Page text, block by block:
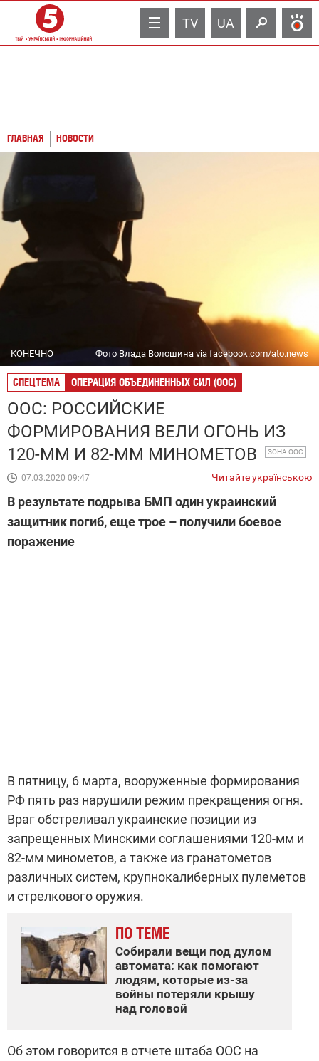
TV UA
ГЛАВНАЯ НОВОСТИ
КОНЕЧНО Фото Влада Волошина via facebook.com/ato.news
СПЕЦТЕМА ОПЕРАЦИЯ ОБЪЕДИНЕННЫХ СИЛ (ООС)
ООС: РОССИЙСКИЕ
ФОРМИРОВАНИЯ ВЕЛИ ОГОНЬ ИЗ
120-ММ И 82-ММ МИНОМЕТОВ
ЗОНА ООС
07.03.2020 09:47 Читайте українською
В результате подрыва БМП один украинский
защитник погиб, еще трое – получили боевое
поражение
В пятницу, 6 марта, вооруженные формирования
РФ пять раз нарушили режим прекращения огня.
Враг обстреливал украинские позиции из
запрещенных Минскими соглашениями 120-мм и
82-мм минометов, а также из гранатометов
различных систем, крупнокалиберных пулеметов
и стрелкового оружия.
ПО ТЕМЕ
Собирали вещи под дулом
автомата: как помогают
людям, которые из-за
войны потеряли крышу
над головой
Об этом говорится в отчете штаба ООС на